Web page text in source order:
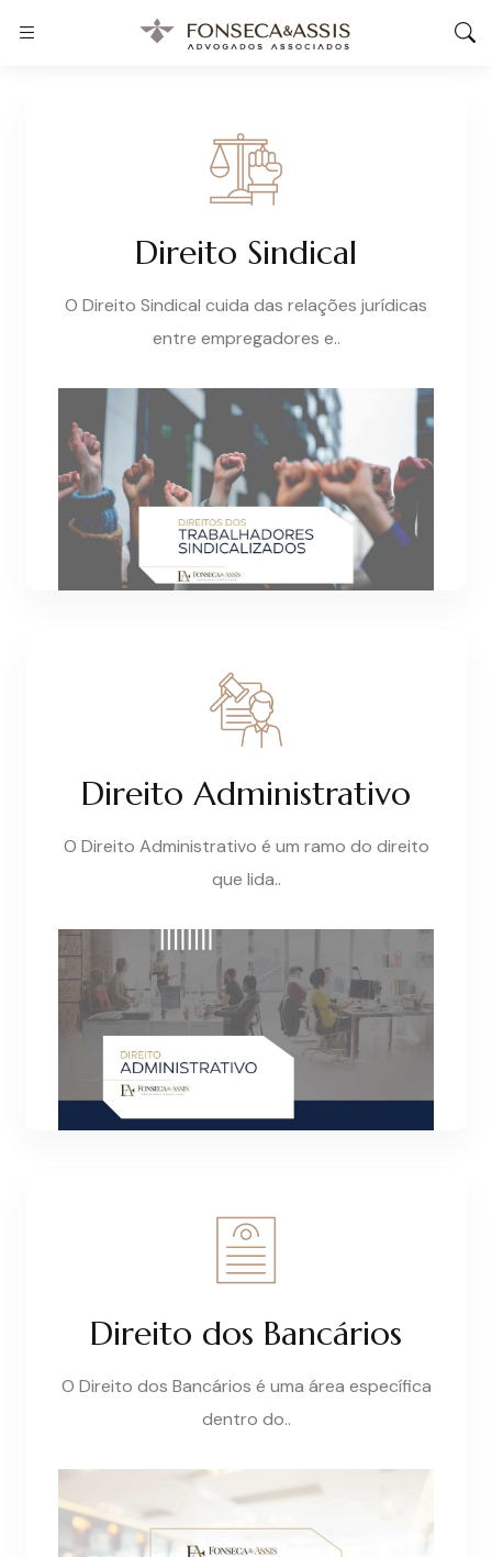
Direito Sindical
O Direito Sindical cuida das relações jurídicas
entre empregadores e..
Direito Administrativo
O Direito Administrativo é um ramo do direito
que lida..
Direito dos Bancários
O Direito dos Bancários é uma área específica
dentro do..